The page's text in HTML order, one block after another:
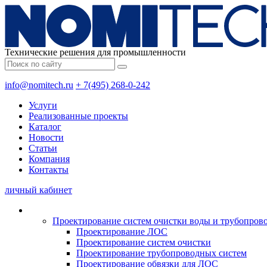
Технические решения для промышленности
info@nomitech.ru + 7(495) 268-0-242
Услуги
Реализованные проекты
Каталог
Новости
Статьи
Компания
Контакты
личный кабинет
Проектирование систем очистки воды и
Проектирование ЛОС
Проектирование систем очистки
Проектирование трубопроводных систем
Проектирование обвязки для ЛОС